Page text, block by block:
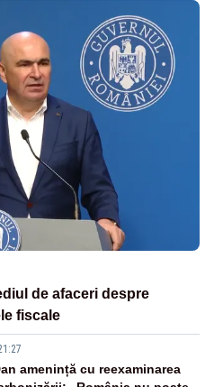
de afaceri despre
fiscale
amenință cu reexaminarea